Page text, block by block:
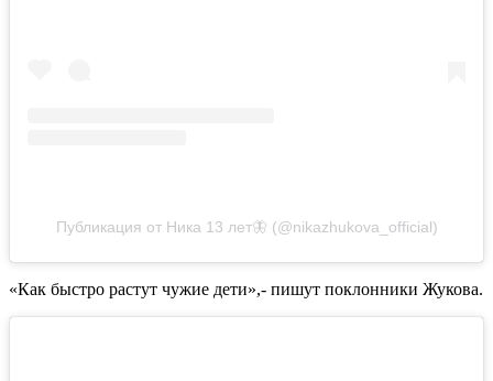
Публикация от Ника 13 лет🦋 (@nikazhukova_official)
«Как быстро растут чужие дети»,- пишут поклонники Жукова.